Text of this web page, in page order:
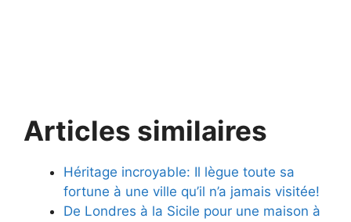
Articles similaires
Héritage incroyable: Il lègue toute sa
fortune à une ville qu’il n’a jamais visitée!
De Londres à la Sicile pour une maison à